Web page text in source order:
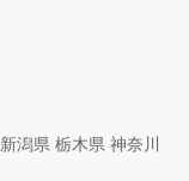
新潟県 栃木県 神奈川